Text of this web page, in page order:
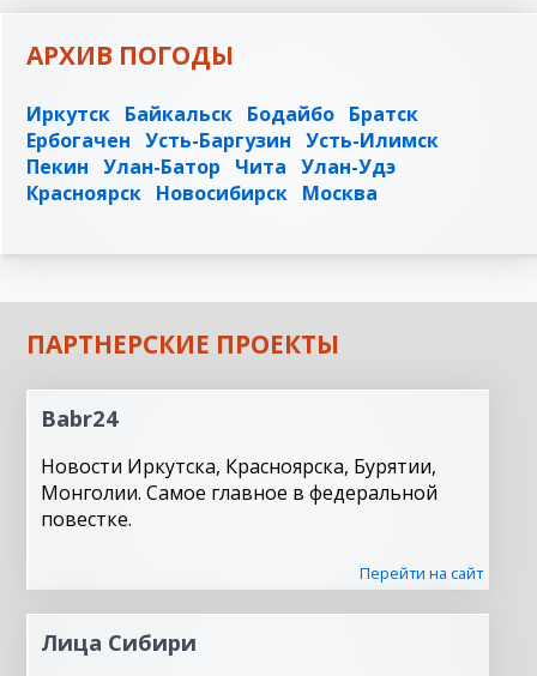
АРХИВ ПОГОДЫ
Иркутск Байкальск Бодайбо Братск
Ербогачен Усть-Баргузин Усть-Илимск
Пекин Улан-Батор Чита Улан-Удэ
Красноярск Новосибирск Москва
ПАРТНЕРСКИЕ ПРОЕКТЫ
Babr24
Новости Иркутска, Красноярска, Бурятии,
Монголии. Самое главное в федеральной
повестке.
Перейти на сайт
Лица Сибири